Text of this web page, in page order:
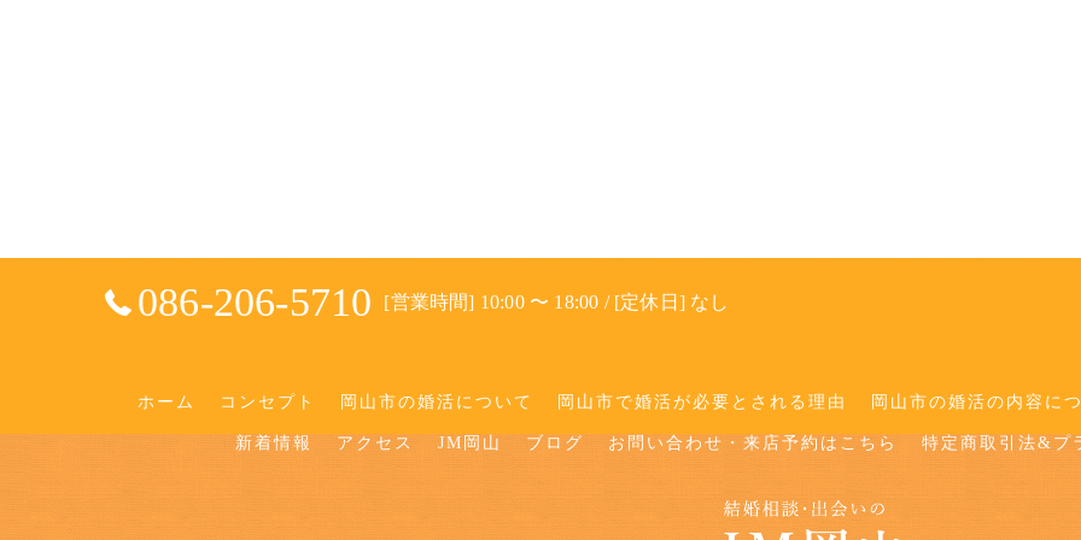
086-206-5710 [営業時間] 10:00 〜 18:00 / [定休日] なし
ホーム コンセプト 岡山市の婚活について 岡山市で婚活が必要とされる理由 岡山市の婚活の内容に
新着情報 アクセス JM岡山 ブログ お問い合わせ・来店予約はこちら 特定商取引法&プ